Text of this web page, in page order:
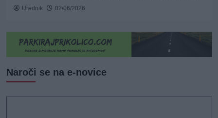
Urednik 02/06/2026
Naroči se na e-novice